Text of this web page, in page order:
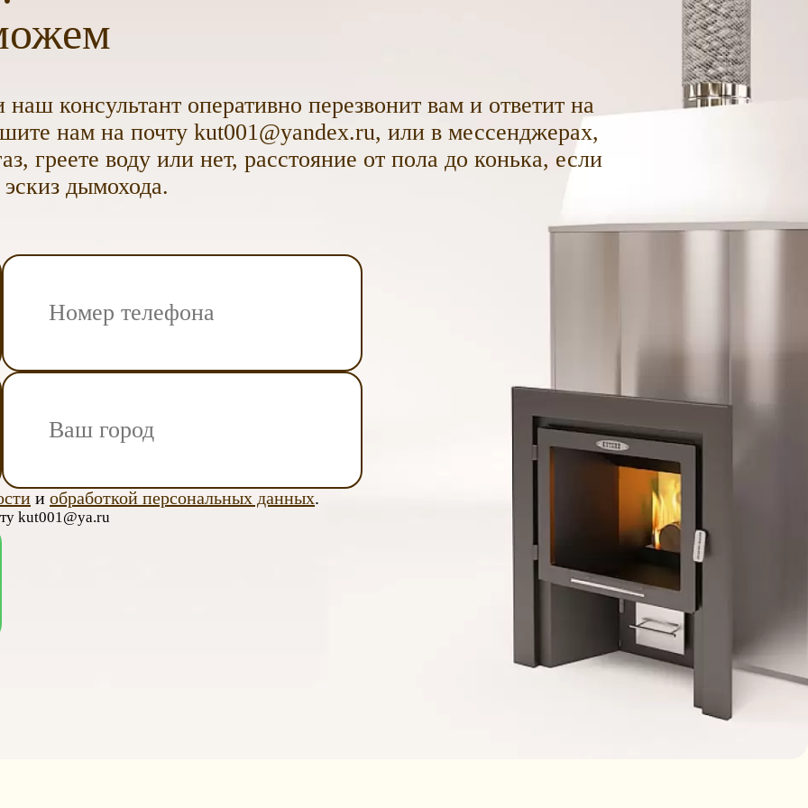
консультант оперативно перезвонит вам и ответит на
нам на почту kut001@yandex.ru, или в мессенджерах,
греете воду или нет, расстояние от пола до конька, если
дымохода.
и обработкой персональных данных.
kut001@ya.ru